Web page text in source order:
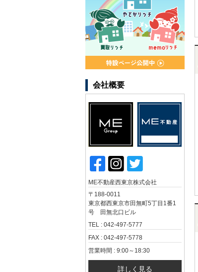
会社概要
ME不動産西東京株式会社
〒188-0011
東京都西東京市田無町5丁目1番1
号 田無北口ビル
TEL : 042-497-5777
FAX : 042-497-5778
営業時間 : 9:00～18:30
詳しく見る